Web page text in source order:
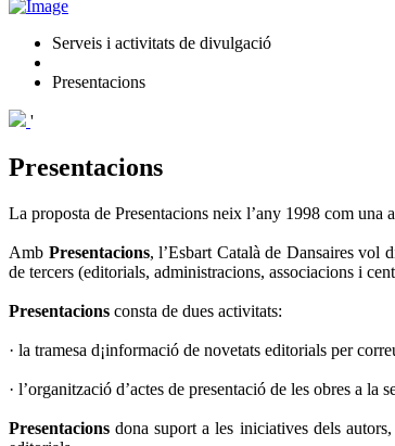
Serveis i activitats de divulgació
Presentacions
'
Presentacions
La proposta de Presentacions neix l’any 1998 com una
Amb Presentacions, l’Esbart Català de Dansaires vol
de tercers (editorials, administracions, associacions i
Presentacions consta de dues activitats:
· la tramesa d¡informació de novetats editorials per
· l’organització d’actes de presentació de les obres a
Presentacions dona suport a les iniciatives dels